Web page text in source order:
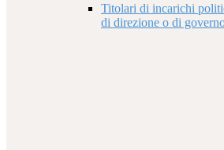
Titolari di incarichi
di direzione o di